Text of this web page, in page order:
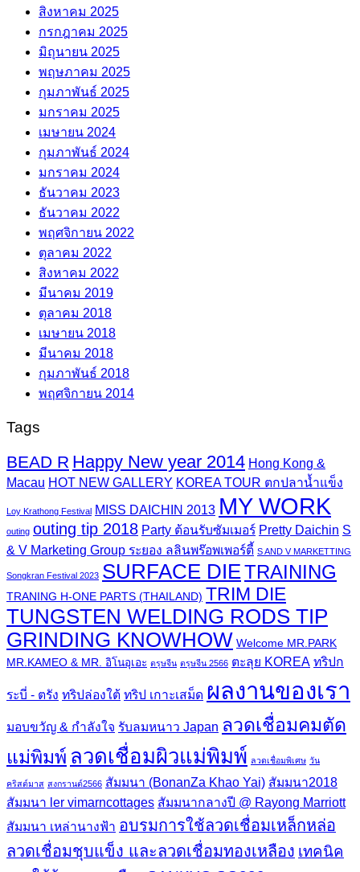
สิงหาคม 2025
กรกฎาคม 2025
มิถุนายน 2025
พฤษภาคม 2025
กุมภาพันธ์ 2025
มกราคม 2025
เมษายน 2024
กุมภาพันธ์ 2024
มกราคม 2024
ธันวาคม 2023
ธันวาคม 2022
พฤศจิกายน 2022
ตุลาคม 2022
สิงหาคม 2022
มีนาคม 2019
ตุลาคม 2018
เมษายน 2018
มีนาคม 2018
กุมภาพันธ์ 2018
พฤศจิกายน 2014
Tags
BEAD R Happy New year 2014 Hong Kong &
Macau HOT NEW GALLERY KOREA TOUR ตกปลาน้ำแข็ง
Loy Krathong Festival MISS DAICHIN 2013 MY WORK
outing outing tip 2018 Party ต้อนรับซัมเมอร์ Pretty Daichin S
& V Marketing Group ระยอง ลลินพร๊อพเพอร์ตี้ S AND V MARKETTING
Songkran Festival 2023 SURFACE DIETRAINING
TRANING H-ONE PARTS (THAILAND) TRIM DIE
TUNGSTEN WELDING RODS TIP
GRINDING KNOWHOW Welcome MR.PARK
MR.KAMEO & MR. อิโนอุเอะ ตรุษจีน ตรุษจีน 2566 ตะลุย KOREA ทริปก
ระบี่ - ตรัง ทริปล่องใต้ ทริป เกาะเสม็ด ผลงานของเรา
มอบขวัญ & กำลังใจ รับลมหนาว Japan ลวดเชื่อมคมตัด
แม่พิมพ์ ลวดเชื่อมผิวแม่พิมพ์ ลวดเชื่อมพิเศษ วัน
คริสต์มาส สงกรานต์2566 สัมมนา (BonanZa Khao Yai) สัมมนา2018
สัมมนา ler vimarncottages สัมมนากลางปี @ Rayong Marriott
สัมมนา เหล่านางฟ้า อบรมการใช้ลวดเชื่อมเหล็กหล่อ
ลวดเชื่อมชุบแข็ง และลวดเชื่อมทองเหลือง เทคนิค